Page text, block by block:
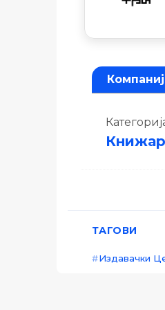
ТАГОВИ
Издавачки